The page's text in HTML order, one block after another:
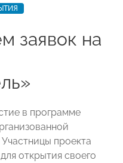
заявок на
в программе
проекта
открытия своего